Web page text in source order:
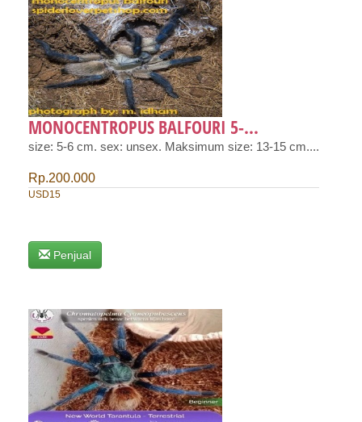
MONOCENTROPUS BALFOURI 5-...
size: 5-6 cm. sex: unsex. Maksimum size: 13-15 cm....
Rp.200.000
USD15
Penjual